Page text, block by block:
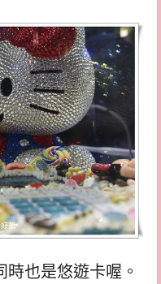
也是悠遊卡喔。